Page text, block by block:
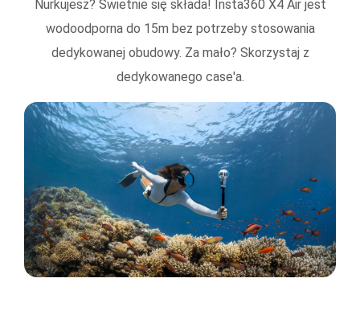
Nurkujesz? Świetnie się składa! Insta360 X4 Air jest
wodoodporna do 15m bez potrzeby stosowania
dedykowanej obudowy. Za mało? Skorzystaj z
dedykowanego case'a.